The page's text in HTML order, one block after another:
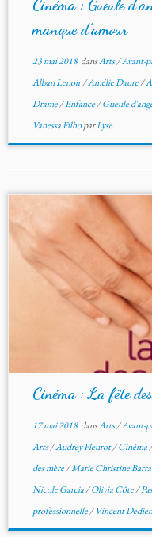
Cinéma : Gueule
manque d’amour
23 mai 2018dansArts/Avant-
Alban Lenoir/Amélie Daure/
Drame/Enfance/Gueule
Vanessa FilhoparLyse.
Cinéma : La fête
17 mai 2018dansArts/Avant-
Arts/Audrey Fleurot/Cinéma
des mère/Marie Christine
Nicole Garcia/Olivia Côte/
professionnelle/Vincent